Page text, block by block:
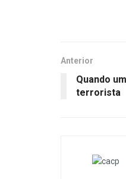
Anterior
Quando
terrorista